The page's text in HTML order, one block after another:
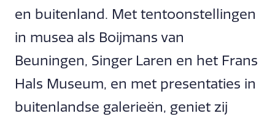
en buitenland. Met tentoonstellingen
in musea als Boijmans van
Beuningen, Singer Laren en het Frans
Hals Museum, en met presentaties in
buitenlandse galerieën, geniet zij